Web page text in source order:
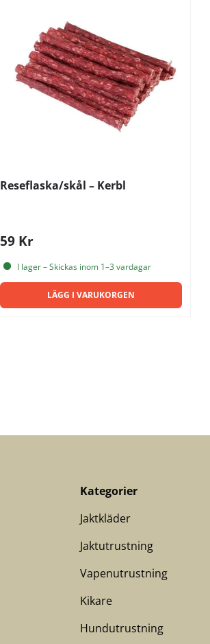
Reseflaska/skål – Kerbl
59 Kr
I lager – Skickas inom 1–3 vardagar
LÄGG I VARUKORGEN
Kategorier
Jaktkläder
Jaktutrustning
Vapenutrustning
Kikare
Hundutrustning